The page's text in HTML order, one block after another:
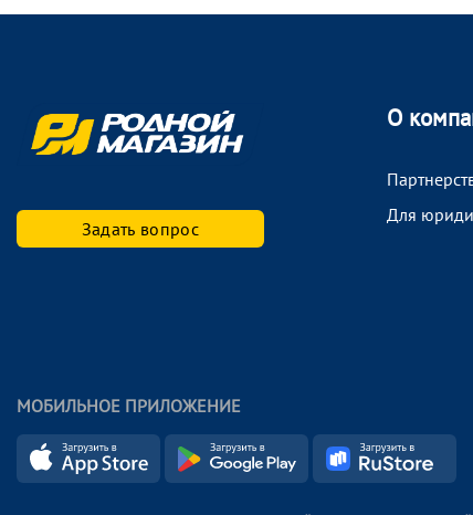
Задать вопрос
О
Для
МОБИЛЬНОЕ ПРИЛОЖЕНИЕ